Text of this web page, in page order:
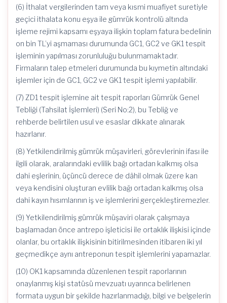
(6) İthalat vergilerinden tam veya kısmi muafiyet suretiyle
geçici ithalata konu eşya ile gümrük kontrolü altında
işleme rejimi kapsamı eşyaya ilişkin toplam fatura bedelinin
on bin TL’yi aşmaması durumunda GC1, GC2 ve GK1 tespit
işleminin yapılması zorunluluğu bulunmamaktadır.
Firmaların talep etmeleri durumunda bu kıymetin altındaki
işlemler için de GC1, GC2 ve GK1 tespit işlemi yapılabilir.
(7) ZD1 tespit işlemine ait tespit raporları Gümrük Genel
Tebliği (Tahsilat İşlemleri) (Seri No:2), bu Tebliğ ve
rehberde belirtilen usul ve esaslar dikkate alınarak
hazırlanır.
(8) Yetkilendirilmiş gümrük müşavirleri, görevlerinin ifası ile
ilgili olarak, aralarındaki evlilik bağı ortadan kalkmış olsa
dahi eşlerinin, üçüncü derece de dâhil olmak üzere kan
veya kendisini oluşturan evlilik bağı ortadan kalkmış olsa
dahi kayın hısımlarının iş ve işlemlerini gerçekleştiremezler.
(9) Yetkilendirilmiş gümrük müşaviri olarak çalışmaya
başlamadan önce antrepo işleticisi ile ortaklık ilişkisi içinde
olanlar, bu ortaklık ilişkisinin bitirilmesinden itibaren iki yıl
geçmedikçe aynı antreponun tespit işlemlerini yapamazlar.
(10) OK1 kapsamında düzenlenen tespit raporlarının
onaylanmış kişi statüsü mevzuatı uyarınca belirlenen
formata uygun bir şekilde hazırlanmadığı, bilgi ve belgelerin